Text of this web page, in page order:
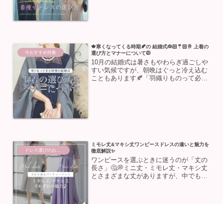
今おすすめ特集
🍁寒くなってくる時期🍂の 結婚式👰🏻🤵🏻🥂 上着の
選び方とマナーについて🧥
10月の結婚式は暑さもやわらぎ過ごしや
すい気候ですが、朝晩はぐっと冷え込む
こともあります🍂「羽織りものって必
ドレス選びのお助け
ミモレ丈&マキシ丈ワンピースドレスの違いと魅力を
徹底解説✨
ワンピースを選ぶときに迷うのが「丈の
長さ」🤔💭ミニ丈・ミモレ丈・マキシ丈
とさまざまな丈がありますが、中でも大